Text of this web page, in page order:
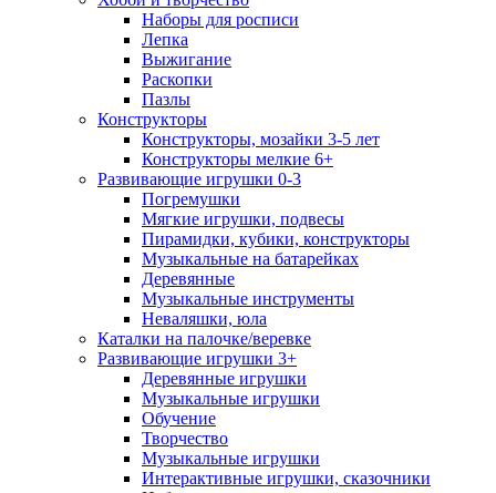
Наборы для росписи
Лепка
Выжигание
Раскопки
Пазлы
Конструкторы
Конструкторы, мозайки 3-5 лет
Конструкторы мелкие 6+
Развивающие игрушки 0-3
Погремушки
Мягкие игрушки, подвесы
Пирамидки, кубики, конструкторы
Музыкальные на батарейках
Деревянные
Музыкальные инструменты
Неваляшки, юла
Каталки на палочке/веревке
Развивающие игрушки 3+
Деревянные игрушки
Музыкальные игрушки
Обучение
Творчество
Музыкальные игрушки
Интерактивные игрушки, сказочники